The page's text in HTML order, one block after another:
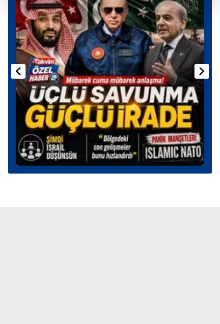
Her halükârda, kullanıcılar, bu çerezlere izin vermedikleri
takdirde, kullanıcılara hedefli reklamlar
gösterilmeyecektir."
Sizlere daha iyi bir hizmet sunabilmek için İnternet
Sitemizde kendimize ve üçüncü kişilere ait çerezler
kullanılmaktadır. Bu çerezler vasıtasıyla çeşitli kişisel
verileriniz işlenmekte olup gerekli olan çerezler bilgi
toplumu hizmetlerinin sunulması amacıyla
kullanılmaktadır. Diğer çerezler, sitemizin daha işlevsel
kılınması ve kişiselleştirilmesi ve sizlere yönelik
reklam/pazarlama faaliyetlerinin yapılması, amaçlarıyla
sınırlı olarak açık rızanız dahilinde kullanılacaktır.